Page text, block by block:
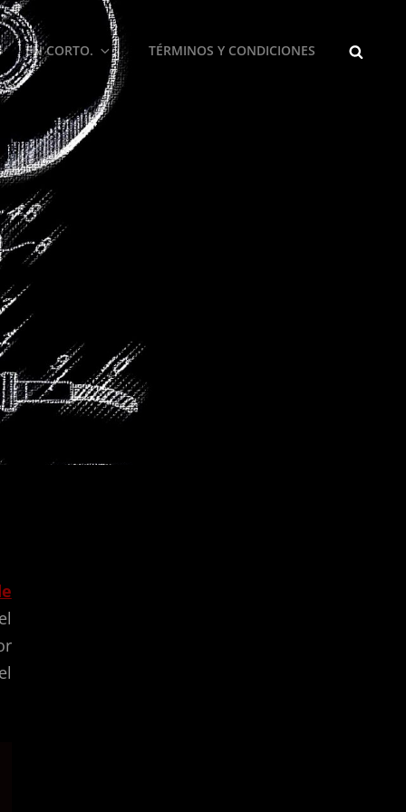
EN CORTO. TÉRMINOS Y CONDICIONES